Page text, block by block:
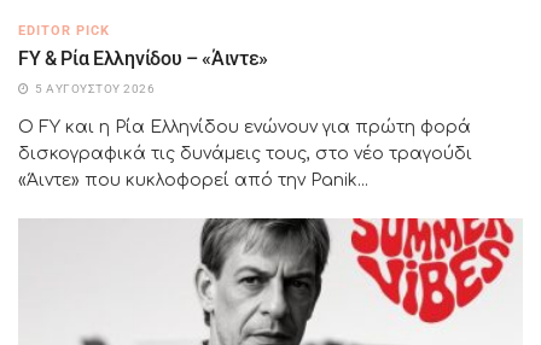
EDITOR PICK
FY & Ρία Ελληνίδου – «Άιντε»
5 ΑΥΓΟΎΣΤΟΥ 2026
Ο FY και η Ρία Ελληνίδου ενώνουν για πρώτη φορά
δισκογραφικά τις δυνάμεις τους, στο νέο τραγούδι
«Άιντε» που κυκλοφορεί από την Panik...